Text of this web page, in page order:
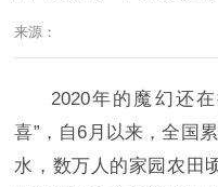
来源：
2020年的魔幻还
喜”，自6月以来，全国
水，数万人的家园农田